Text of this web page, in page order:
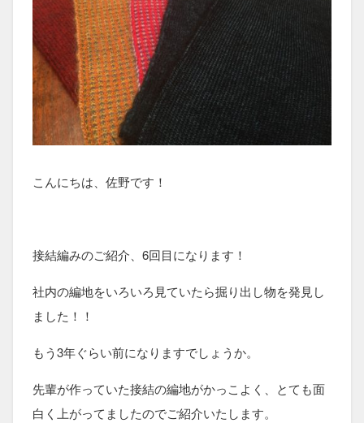
こんにちは、佐野です！
接結編みのご紹介、6回目になります！
社内の編地をいろいろ見ていたら掘り出し物を発見し
ました！！
もう3年ぐらい前になりますでしょうか。
先輩が作っていた接結の編地がかっこよく、とても面
白く上がってましたのでご紹介いたします。